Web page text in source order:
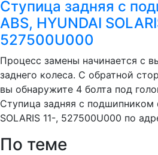
Ступица задняя с
ABS, HYUNDAI
527500U000
Процесс замены начинается с
заднего колеса. С обратной
вы обнаружите 4 болта под
Ступица задняя с подшипником
SOLARIS 11-, 527500U000 по
По теме